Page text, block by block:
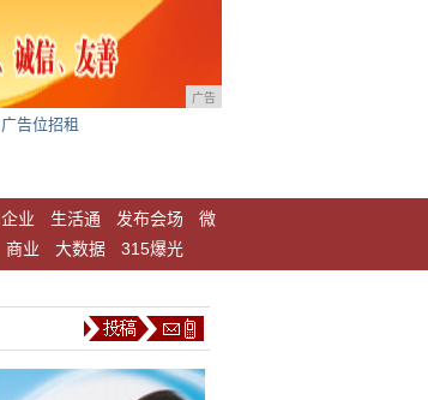
广告
广告位招租
企业 生活通 发布会场
微
商业 大数据 315爆光